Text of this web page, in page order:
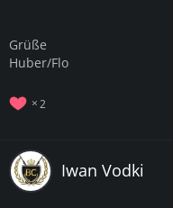
Grüße
Huber/Flo
2
Iwan Vodki